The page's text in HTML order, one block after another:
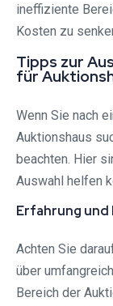
ineffiziente
Kosten zu
Tipps zur
für
Wenn Sie nach
Auktionshaus
beachten. Hier
Auswahl helfen
Erfahrung und
Achten Sie
über
Bereich der